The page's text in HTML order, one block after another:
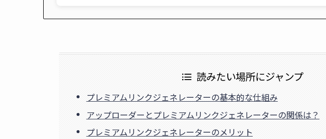
読みたい場所にジャンプ
プレミアムリンクジェネレーターの基本的な仕組み
アップローダーとプレミアムリンクジェネレーターの関係は？
プレミアムリンクジェネレーターのメリット